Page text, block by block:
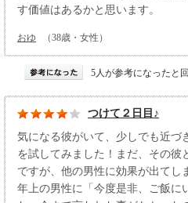
す価値はあるかと思います。
おゆ （38歳・女性）
5人が参考になったと
つけて２日目♪
気になる彼がいて、少しでも近づ
を試してみました！まだ、その彼
ですが、他の男性に効果が出てし
年上の男性に「今度是非、ご飯に